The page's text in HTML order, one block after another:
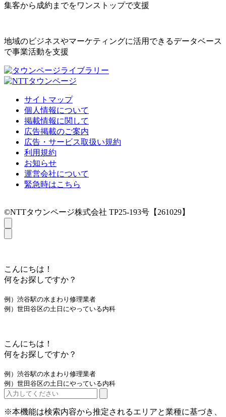
集客から成約までをワンストップで支援
地域のビジネスやマーケティングに活用できるデータベース
で事業活動を支援
サイトマップ
個人情報について
掲載情報に関して
広告掲載のご案内
広告・サービス取扱い規約
利用規約
お知らせ
運営会社について
緊急時はこちら
©NTTタウンページ株式会社 TP25-193号【261029】
こんにちは！
何をお探しですか？
例）渋谷駅の水まわり修理業者
例）世田谷区の土日にやっている内科
こんにちは！
何をお探しですか？
例）渋谷駅の水まわり修理業者
例）世田谷区の土日にやっている内科
※本機能は検索内容から推定されるエリアと業種に基づき、